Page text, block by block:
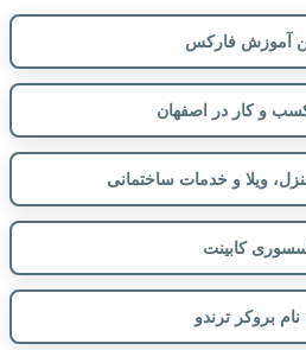
آموزش فارکس
و کار در اصفهان
ویلا و خدمات ساختمانی
کابینت
بروکر ترندو